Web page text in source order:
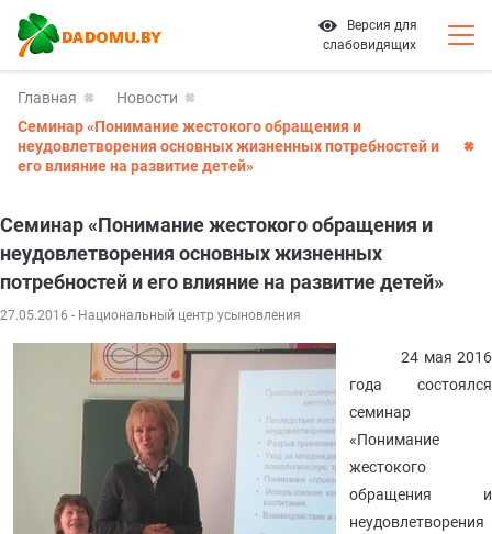
Версия для
слабовидящих
Главная
Новости
Семинар «Понимание жестокого обращения и
неудовлетворения основных жизненных потребностей и
его влияние на развитие детей»
Семинар «Понимание жестокого обращения и
неудовлетворения основных жизненных
потребностей и его влияние на развитие детей»
27.05.2016 - Национальный центр усыновления
24 мая 2016
года состоялся
семинар
«Понимание
жестокого
обращения и
неудовлетворения